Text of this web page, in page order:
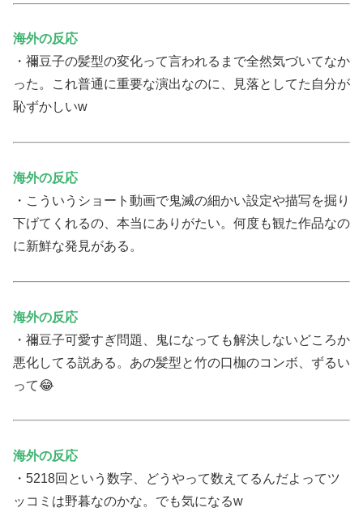
海外の反応
・禰豆子の髪型の変化って言われるまで全然気づいてなか
った。これ普通に重要な演出なのに、見落としてた自分が
恥ずかしいw
海外の反応
・こういうショート動画で鬼滅の細かい設定や描写を掘り
下げてくれるの、本当にありがたい。何度も観た作品なの
に新鮮な発見がある。
海外の反応
・禰豆子可愛すぎ問題、鬼になっても解決しないどころか
悪化してる説ある。あの髪型と竹の口枷のコンボ、ずるい
って😂
海外の反応
・5218回という数字、どうやって数えてるんだよってツ
ッコミは野暮なのかな。でも気になるw